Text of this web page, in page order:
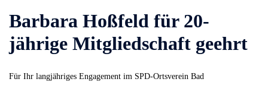
Barbara Hoßfeld für 20-
jährige Mitgliedschaft geehrt
Für Ihr langjähriges Engagement im SPD-Ortsverein Bad